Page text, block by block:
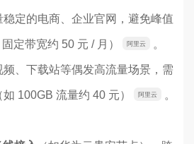
稳定的电商、企业官网，避免峰值
定带宽约 50 元 / 月） 阿里云 。
频、下载站等偶发高流量场景，需
100GB 流量约 40 元） 阿里云 。